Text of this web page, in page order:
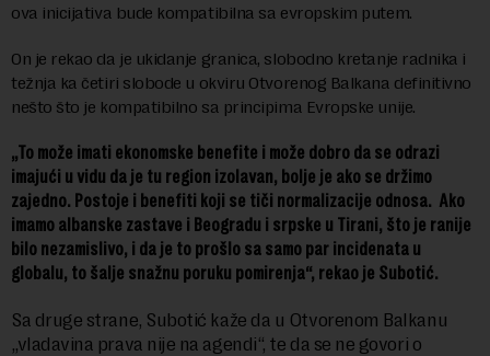
ova inicijativa bude kompatibilna sa evropskim putem.
On je rekao da je ukidanje granica, slobodno kretanje radnika i
težnja ka četiri slobode u okviru Otvorenog Balkana definitivno
nešto što je kompatibilno sa principima Evropske unije.
„To može imati ekonomske benefite i može dobro da se odrazi
imajući u vidu da je tu region izolavan, bolje je ako se držimo
zajedno. Postoje i benefiti koji se tiči normalizacije odnosa. Ako
imamo albanske zastave i Beogradu i srpske u Tirani, što je ranije
bilo nezamislivo, i da je to prošlo sa samo par incidenata u
globalu, to šalje snažnu poruku pomirenja“, rekao je Subotić.
Sa druge strane, Subotić kaže da u Otvorenom Balkanu
„vladavina prava nije na agendi“, te da se ne govori o